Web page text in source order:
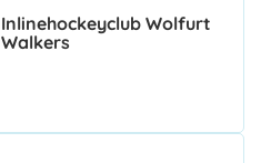
Inlinehockeyclub Wolfurt
Walkers